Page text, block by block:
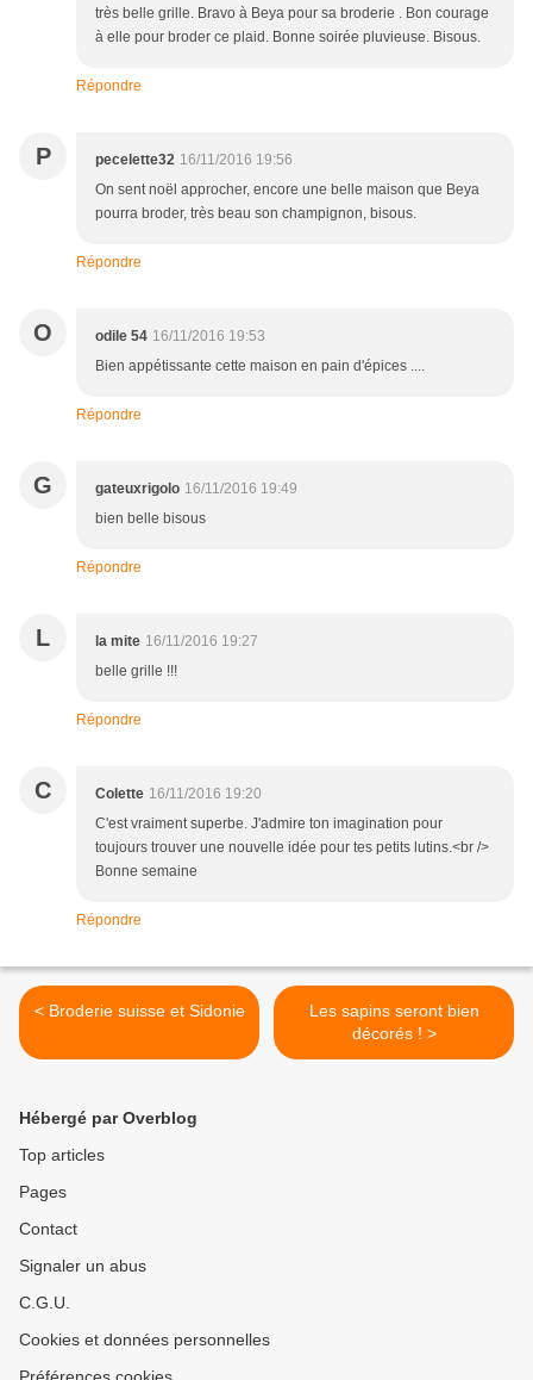
très belle grille. Bravo à Beya pour sa broderie . Bon courage
à elle pour broder ce plaid. Bonne soirée pluvieuse. Bisous.
Répondre
P pecelette32 16/11/2016 19:56
On sent noël approcher, encore une belle maison que Beya
pourra broder, très beau son champignon, bisous.
Répondre
O odile 54 16/11/2016 19:53
Bien appétissante cette maison en pain d'épices ....
Répondre
G gateuxrigolo 16/11/2016 19:49
bien belle bisous
Répondre
L la mite 16/11/2016 19:27
belle grille !!!
Répondre
C Colette 16/11/2016 19:20
C'est vraiment superbe. J'admire ton imagination pour
toujours trouver une nouvelle idée pour tes petits lutins.<br />
Bonne semaine
Répondre
< Broderie suisse et Sidonie
Les sapins seront bien
décorés ! >
Hébergé par Overblog
Top articles
Pages
Contact
Signaler un abus
C.G.U.
Cookies et données personnelles